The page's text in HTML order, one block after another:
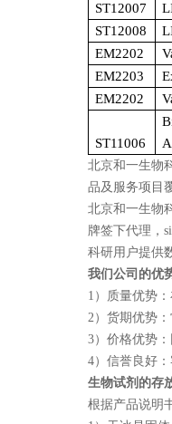
ST12007
ST12008
EM2202
EM2203
EM2202
ST11006
北京和一生物
品及服务项目
北京和一生物
牌签下代理，
科研用户提供
我们公司的优
1 ）质量优势
2）货期优势
3）价格优势
4）信誉良好
生物试剂的存
根据产品说明